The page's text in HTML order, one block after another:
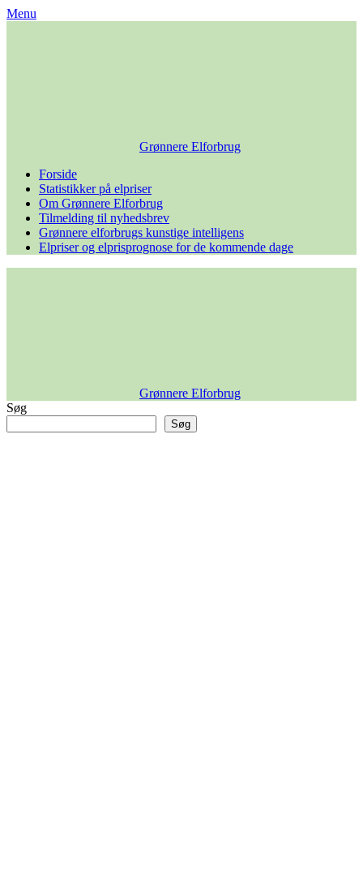
Skip
Menu
Grønnere Elforbrug
Forside
Statistikker på elpriser
Om Grønnere Elforbrug
Tilmelding til nyhedsbrev
Grønnere elforbrugs kunstige intelligens
Elpriser og elprisprognose for de kommende dage
Grønnere Elforbrug
Søg
Søg